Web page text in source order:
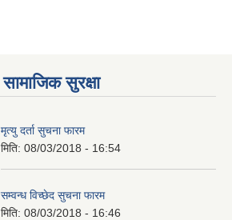
सामाजिक सुरक्षा
मृत्यु दर्ता सुचना फारम
मिति: 08/03/2018 - 16:54
सम्वन्ध विच्छेद सुचना फारम
मिति: 08/03/2018 - 16:46